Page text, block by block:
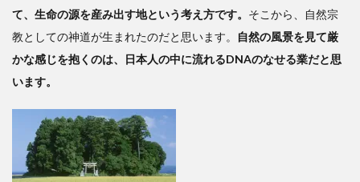
て、生命の源を産み出す地という考え方です。 そこから、自然宗
教としての神道が生まれたのだと思います。
自然の風景を見て厳
かな感じを抱くのは、日本人の中に流れるDNAのなせる業だと思
います。